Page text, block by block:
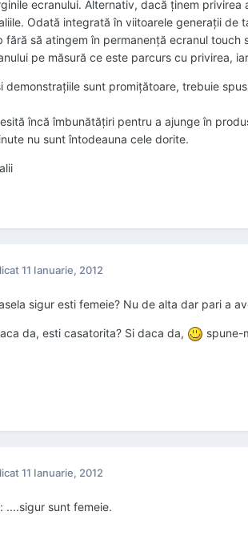
ecranului. Alternativ, dacă ţinem
Odată integrată în viitoarele generaţii de
fără să atingem în permanenţă ecranul
pe măsură ce este parcurs cu privirea,
demonstraţiile sunt promiţătoare, trebuie
încă îmbunătăţiri pentru a ajunge în
nu sunt întodeauna cele dorite.
11 Ianuarie, 2012
sigur esti femeie? Nu de alta dar pari a
da, esti casatorita? Si daca da, spune-
11 Ianuarie, 2012
....sigur sunt femeie.